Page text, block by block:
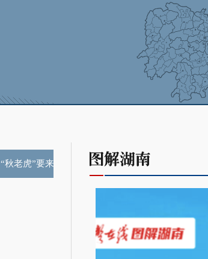
“秋老虎”要来了？立秋未入秋这样养生